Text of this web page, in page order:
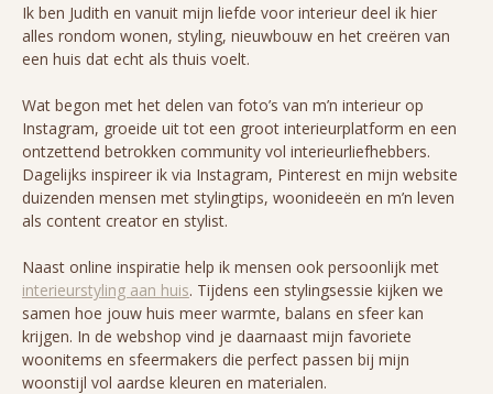
Ik ben Judith en vanuit mijn liefde voor interieur deel ik hier
alles rondom wonen, styling, nieuwbouw en het creëren van
een huis dat echt als thuis voelt.
Wat begon met het delen van foto’s van m’n interieur op
Instagram, groeide uit tot een groot interieurplatform en een
ontzettend betrokken community vol interieurliefhebbers.
Dagelijks inspireer ik via Instagram, Pinterest en mijn website
duizenden mensen met stylingtips, woonideeën en m’n leven
als content creator en stylist.
Naast online inspiratie help ik mensen ook persoonlijk met
interieurstyling aan huis. Tijdens een stylingsessie kijken we
samen hoe jouw huis meer warmte, balans en sfeer kan
krijgen. In de webshop vind je daarnaast mijn favoriete
woonitems en sfeermakers die perfect passen bij mijn
woonstijl vol aardse kleuren en materialen.